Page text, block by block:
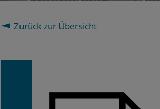
Zurück zur Übersicht